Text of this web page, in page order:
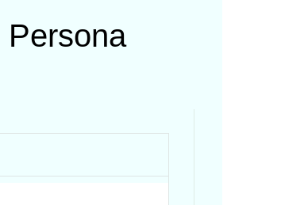
Persona